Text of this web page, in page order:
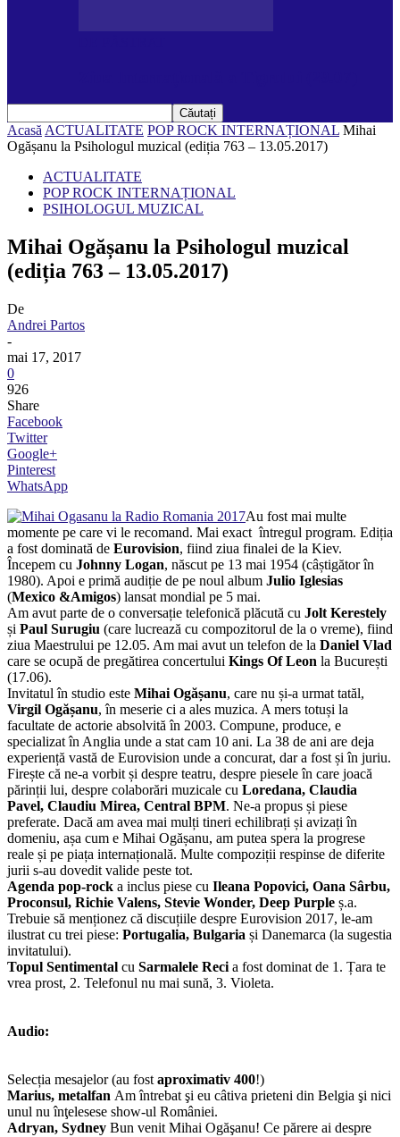
Acasă ACTUALITATE POP ROCK INTERNAȚIONAL Mihai
Ogășanu la Psihologul muzical (ediția 763 – 13.05.2017)
ACTUALITATE
POP ROCK INTERNAȚIONAL
PSIHOLOGUL MUZICAL
Mihai Ogășanu la Psihologul muzical
(ediția 763 – 13.05.2017)
De
Andrei Partos
-
mai 17, 2017
0
926
Share
Facebook
Twitter
Google+
Pinterest
WhatsApp
Au fost mai multe
momente pe care vi le recomand. Mai exact întregul program. Ediția
a fost dominată de Eurovision, fiind ziua finalei de la Kiev.
Începem cu Johnny Logan, născut pe 13 mai 1954 (câștigător în
1980). Apoi e primă audiție de pe noul album Julio Iglesias
(Mexico &Amigos) lansat mondial pe 5 mai.
Am avut parte de o conversație telefonică plăcută cu Jolt Kerestely
și Paul Surugiu (care lucrează cu compozitorul de la o vreme), fiind
ziua Maestrului pe 12.05. Am mai avut un telefon de la Daniel Vlad
care se ocupă de pregătirea concertului Kings Of Leon la București
(17.06).
Invitatul în studio este Mihai Ogășanu, care nu și-a urmat tatăl,
Virgil Ogășanu, în meserie ci a ales muzica. A mers totuși la
facultate de actorie absolvită în 2003. Compune, produce, e
specializat în Anglia unde a stat cam 10 ani. La 38 de ani are deja
experiență vastă de Eurovision unde a concurat, dar a fost și în juriu.
Firește că ne-a vorbit și despre teatru, despre piesele în care joacă
părinții lui, despre colaborări muzicale cu Loredana, Claudia
Pavel, Claudiu Mirea, Central BPM. Ne-a propus și piese
preferate. Dacă am avea mai mulți tineri echilibrați și avizați în
domeniu, așa cum e Mihai Ogășanu, am putea spera la progrese
reale și pe piața internațională. Multe compoziții respinse de diferite
jurii s-au dovedit valide peste tot.
Agenda pop-rock a inclus piese cu Ileana Popovici, Oana Sârbu,
Proconsul, Richie Valens, Stevie Wonder, Deep Purple ș.a.
Trebuie să menționez că discuțiile despre Eurovision 2017, le-am
ilustrat cu trei piese: Portugalia, Bulgaria și Danemarca (la sugestia
invitatului).
Topul Sentimental cu Sarmalele Reci a fost dominat de 1. Țara te
vrea prost, 2. Telefonul nu mai sună, 3. Violeta.
Audio:
Selecția mesajelor (au fost aproximativ 400!)
Marius, metalfan Am întrebat şi eu câtiva prieteni din Belgia şi nici
unul nu înţelesese show-ul României.
Adryan, Sydney Bun venit Mihai Ogăşanu! Ce părere ai despre